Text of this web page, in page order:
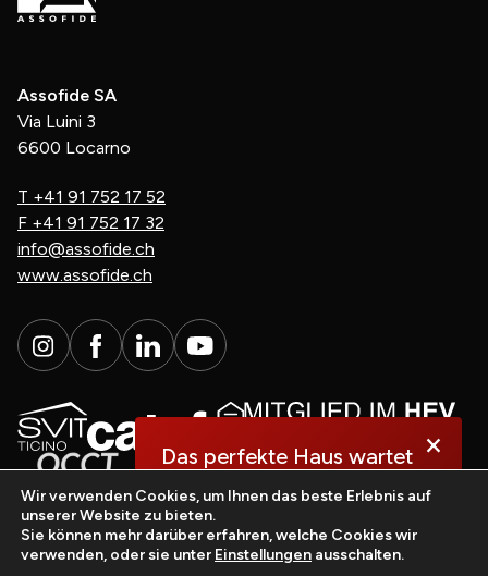
×
Das perfekte Haus wartet
Entdecken Sie es jetzt!
Assofide SA
Via Luini 3
6600 Locarno
T +41 91 752 17 52
F +41 91 752 17 32
info@assofide.ch
www.assofide.ch
Wir verwenden Cookies, um Ihnen das beste Erlebnis auf
unserer Website zu bieten.
Sie können mehr darüber erfahren, welche Cookies wir
verwenden, oder sie unter Einstellungen ausschalten.